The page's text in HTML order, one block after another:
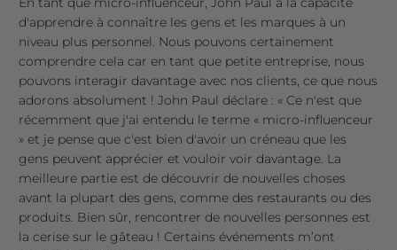
d'apprendre à connaître les gens et les marques à un
niveau plus personnel. Nous pouvons certainement
comprendre cela car en tant que petite entreprise, nous
pouvons interagir davantage avec nos clients, ce que nous
adorons absolument ! John Paul déclare : « Ce n'est que
récemment que j'ai entendu le terme « micro-influenceur
» et je pense que c'est bien d'avoir un créneau que les
gens peuvent apprécier et vouloir voir davantage. La
meilleure partie est de découvrir de nouvelles choses
avant la plupart des gens, comme des restaurants ou des
produits. Bien sûr, rencontrer de nouvelles personnes est
la cerise sur le gâteau ! Certains événements m’ont